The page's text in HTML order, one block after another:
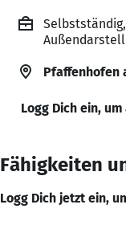
Pfaffenhofen
Logg Dich ein,
Fähigkeiten
Logg Dich jetzt ein,